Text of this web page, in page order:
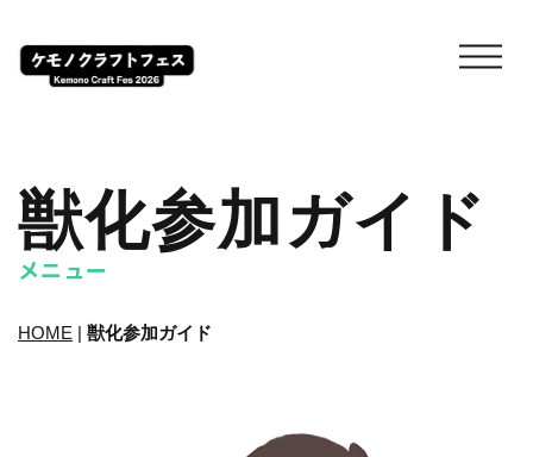
獣化参加ガイド
メニュー
HOME | 獣化参加ガイド